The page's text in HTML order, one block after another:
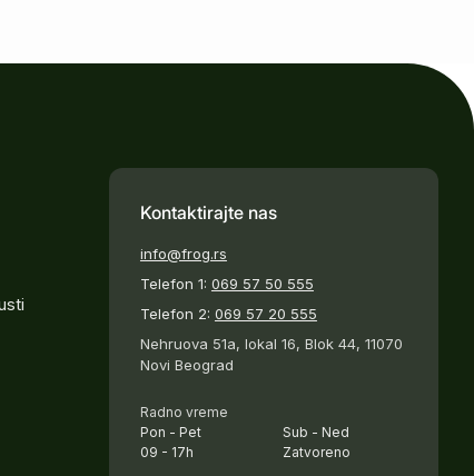
Kontaktirajte nas
info@frog.rs
Telefon 1: 069 57 50 555
Telefon 2: 069 57 20 555
Nehruova 51a, lokal 16, Blok 44, 11070
Novi Beograd
Radno vreme
Pon - Pet
09 - 17h
Sub - Ned
Zatvoreno